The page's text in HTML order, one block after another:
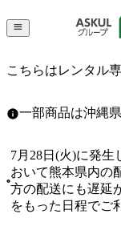
こちらはレンタル
一部商品は沖縄
7月28日(火)に発
おいて熊本県内の
方の配送にも遅延
をもった日程でご